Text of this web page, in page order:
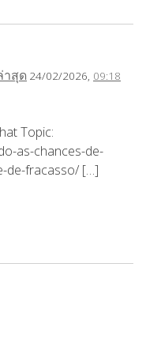
าสุด 24/02/2026, 09:18
Topic:
as-chances-de-
de-fracasso/ […]